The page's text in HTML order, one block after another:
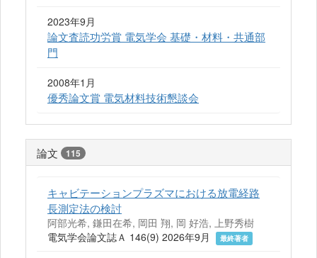
2023年9月
論文査読功労賞 電気学会 基礎・材料・共通部
門
2008年1月
優秀論文賞 電気材料技術懇談会
論文 115
キャビテーションプラズマにおける放電経路
長測定法の検討
阿部光希, 鎌田在希, 岡田 翔, 岡 好浩, 上野秀樹
電気学会論文誌Ａ 146(9) 2026年9月
最終著者